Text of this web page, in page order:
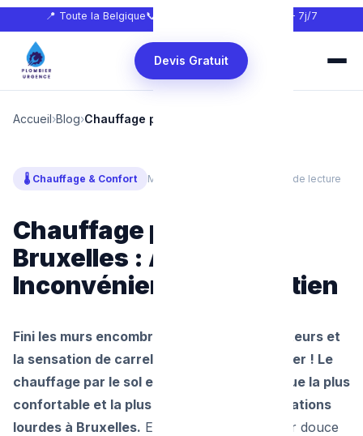
📍 Toute la Belgique📞 🕐 24h/24 — 7j/7
Devis Gratuit
Accueil›Blog›Chauffage par le Sol Bruxelles
🌡️ Chauffage & Confort Mis à jour : juillet 2026 ⏱ 7 min de lecture
Chauffage par le Sol
Bruxelles : Avantages,
Inconvénients et Entretien
Fini les murs encombrés par de vieux radiateurs et
la sensation de carrelage glacé en plein hiver ! Le
chauffage par le sol est la solution thermique la plus
confortable et la plus prisée lors des rénovations
lourdes à Bruxelles. En diffusant une chaleur douce